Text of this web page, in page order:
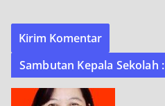
Sambutan Kepala Sekolah :